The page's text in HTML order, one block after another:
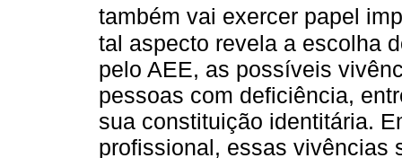
também vai exercer papel
tal aspecto revela a escolha
pelo AEE, as possíveis
pessoas com deficiência,
sua constituição identitária.
profissional, essas vivências